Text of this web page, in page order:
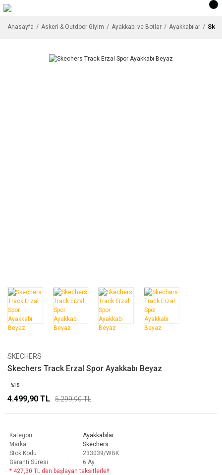
Anasayfa Askeri & Outdoor Giyim Ayakkabı ve Botlar Ayakkabılar
SKECHERS
Skechers Track Erzal Spor Ayakkabı Beyaz
%15
4.499,90 TL 5.299,90 TL
Kategori
Ayakkabılar
Marka
Skechers
Stok Kodu
233039/WBK
Garanti Süresi
6 Ay
* 427,30 TL den başlayan taksitlerle!!